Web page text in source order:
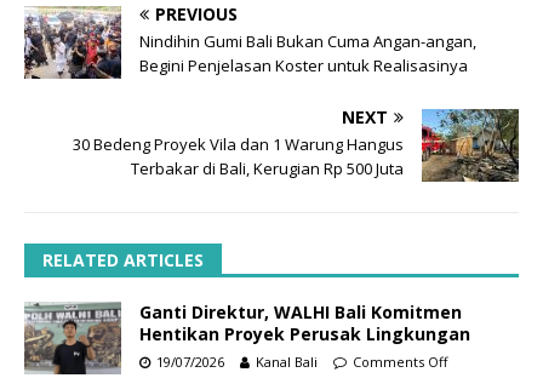
PREVIOUS
Nindihin Gumi Bali Bukan Cuma Angan-angan,
Begini Penjelasan Koster untuk Realisasinya
NEXT
30 Bedeng Proyek Vila dan 1 Warung Hangus
Terbakar di Bali, Kerugian Rp 500 Juta
RELATED ARTICLES
Ganti Direktur, WALHI Bali Komitmen
Hentikan Proyek Perusak Lingkungan
19/07/2026 Kanal Bali Comments Off